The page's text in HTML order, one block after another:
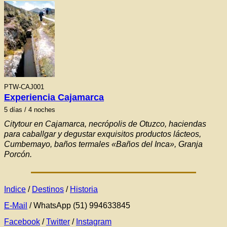
PTW-CAJ001
Experiencia Cajamarca
5 días / 4 noches
Citytour en Cajamarca, necrópolis de Otuzco, haciendas
para caballgar y degustar exquisitos productos lácteos,
Cumbemayo, baños termales «Baños del Inca», Granja
Porcón.
Indice / Destinos / Historia
E-Mail / WhatsApp (51) 994633845
Facebook /Twitter / Instagram